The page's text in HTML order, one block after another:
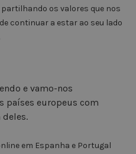
os valores que nos
continuar a estar ao seu lado
e vamo-nos
países europeus com
deles.
em Espanha e Portugal